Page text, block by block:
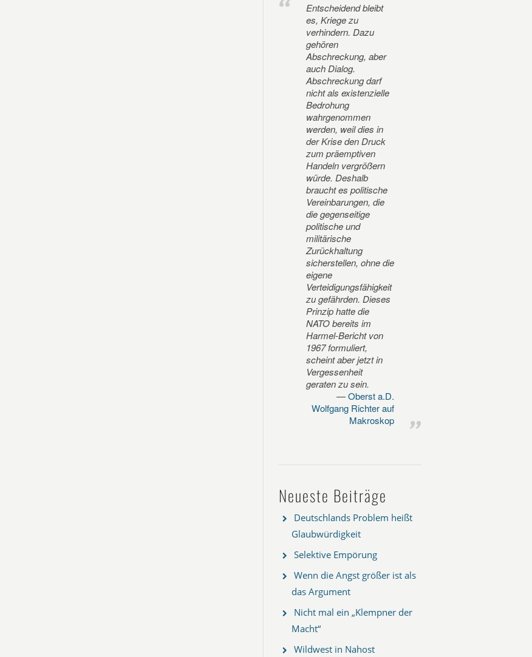
Entscheidend bleibt
es, Kriege zu
verhindern. Dazu
gehören
Abschreckung, aber
auch Dialog.
Abschreckung darf
nicht als existenzielle
Bedrohung
wahrgenommen
werden, weil dies in
der Krise den Druck
zum präemptiven
Handeln vergrößern
würde. Deshalb
braucht es politische
Vereinbarungen, die
die gegenseitige
politische und
militärische
Zurückhaltung
sicherstellen, ohne die
eigene
Verteidigungsfähigkeit
zu gefährden. Dieses
Prinzip hatte die
NATO bereits im
Harmel-Bericht von
1967 formuliert,
scheint aber jetzt in
Vergessenheit
geraten zu sein.
Oberst a.D.
Wolfgang Richter auf
Makroskop
Neueste Beiträge
Deutschlands Problem heißt
Glaubwürdigkeit
Selektive Empörung
Wenn die Angst größer ist als
das Argument
Nicht mal ein „Klempner der
Macht“
Wildwest in Nahost